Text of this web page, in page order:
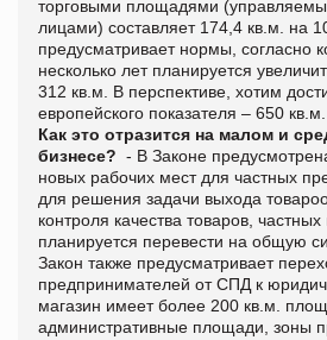
торговыми площадями
лицами) составляет 174,4 кв.м. на
предусматривает нормы, согласно
несколько лет планируется
312 кв.м. В перспективе, хотим
европейского показателя – 650
Как это отразится на малом и
бизнесе? - В Законе
новых рабочих мест для частных
для решения задачи выхода
контроля качества товаров,
планируется перевести на общую
Закон также предусматривает
предпринимателей от СПД к
магазин имеет более 200 кв.м.
административные площади, зоны